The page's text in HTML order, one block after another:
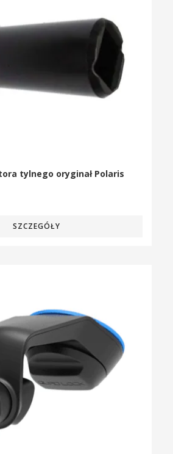
tylnego oryginał Polaris
SZCZEGÓŁY